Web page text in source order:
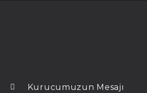
Kurucumuzun Mesajı